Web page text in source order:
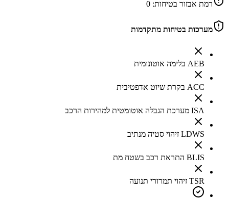
רמת אבזור בטיחות: 0
מערכות בטיחות מתקדמות
AEB בלימה אוטונומית
ACC בקרת שיוט אדפטיבית
ISA מערכת הגבלה אוטומטית למהירות הרכב
LDWS זיהוי סטיה מנתיב
BLIS התראת רכב בשטח מת
TSR זיהוי תמרורי תנועה